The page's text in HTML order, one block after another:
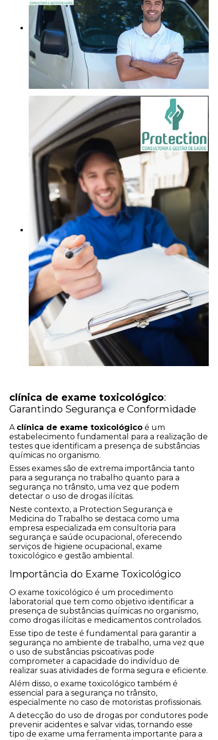
clínica de exame toxicológico:
Garantindo Segurança e Conformidade
A clínica de exame toxicológico é um
estabelecimento fundamental para a realização de
testes que identificam a presença de substâncias
químicas no organismo.
Esses exames são de extrema importância tanto
para a segurança no trabalho quanto para a
segurança no trânsito, uma vez que podem
detectar o uso de drogas ilícitas.
Neste contexto, a Protection Segurança e
Medicina do Trabalho se destaca como uma
empresa especializada em consultoria para
segurança e saúde ocupacional, oferecendo
serviços de higiene ocupacional, exame
toxicológico e gestão ambiental.
Importância do Exame Toxicológico
O exame toxicológico é um procedimento
laboratorial que tem como objetivo identificar a
presença de substâncias químicas no organismo,
como drogas ilícitas e medicamentos controlados.
Esse tipo de teste é fundamental para garantir a
segurança no ambiente de trabalho, uma vez que
o uso de substâncias psicoativas pode
comprometer a capacidade do indivíduo de
realizar suas atividades de forma segura e eficiente.
Além disso, o exame toxicológico também é
essencial para a segurança no trânsito,
especialmente no caso de motoristas profissionais.
A detecção do uso de drogas por condutores pode
prevenir acidentes e salvar vidas, tornando esse
tipo de exame uma ferramenta importante para a